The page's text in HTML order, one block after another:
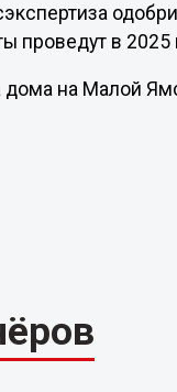
проведут в 2025
дома на Малой